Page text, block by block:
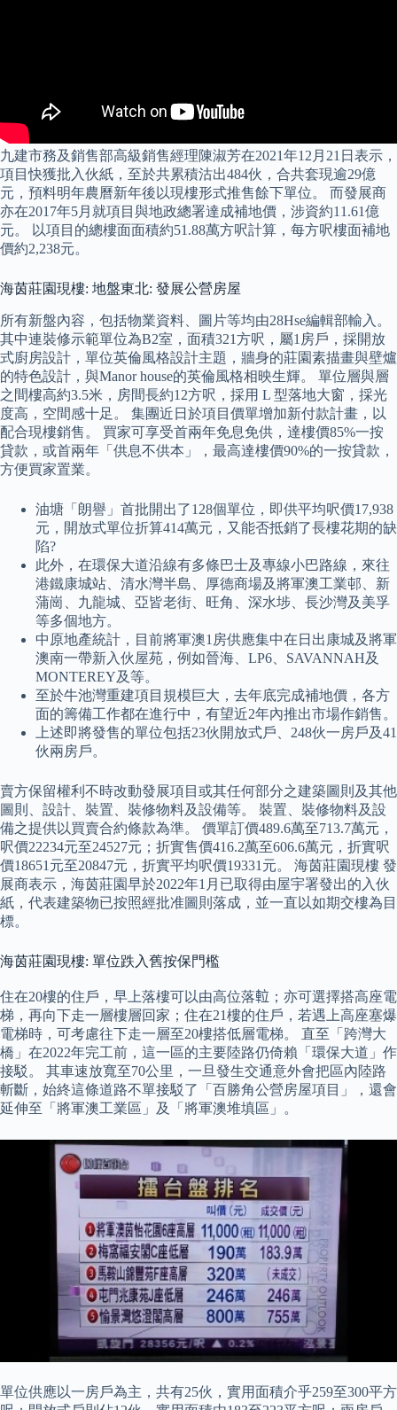
九建市務及銷售部高級銷售經理陳淑芳在2021年12月21日表示，
項目快獲批入伙紙，至於共累積沽出484伙，合共套現逾29億
元，預料明年農曆新年後以現樓形式推售餘下單位。 而發展商
亦在2017年5月就項目與地政總署達成補地價，涉資約11.61億
元。 以項目的總樓面面積約51.88萬方呎計算，每方呎樓面補地
價約2,238元。
海茵莊園現樓: 地盤東北: 發展公營房屋
所有新盤內容，包括物業資料、圖片等均由28Hse編輯部輸入。
其中連裝修示範單位為B2室，面積321方呎，屬1房戶，採開放
式廚房設計，單位英倫風格設計主題，牆身的莊園素描畫與壁爐
的特色設計，與Manor house的英倫風格相映生輝。 單位層與層
之間樓高約3.5米，房間長約12方呎，採用 L 型落地大窗，採光
度高，空間感十足。 集團近日於項目價單增加新付款計畫，以
配合現樓銷售。 買家可享受首兩年免息免供，達樓價85%一按
貸款，或首兩年「供息不供本」，最高達樓價90%的一按貸款，
方便買家置業。
油塘「朗譽」首批開出了128個單位，即供平均呎價17,938
元，開放式單位折算414萬元，又能否抵銷了長樓花期的缺
陷?
此外，在環保大道沿線有多條巴士及專線小巴路線，來往
港鐵康城站、清水灣半島、厚德商場及將軍澳工業邨、新
蒲崗、九龍城、亞皆老街、旺角、深水埗、長沙灣及美孚
等多個地方。
中原地產統計，目前將軍澳1房供應集中在日出康城及將軍
澳南一帶新入伙屋苑，例如晉海、LP6、SAVANNAH及
MONTEREY及等。
至於牛池灣重建項目規模巨大，去年底完成補地價，各方
面的籌備工作都在進行中，有望近2年內推出市場作銷售。
上述即將發售的單位包括23伙開放式戶、248伙一房戶及41
伙兩房戶。
賣方保留權利不時改動發展項目或其任何部分之建築圖則及其他
圖則、設計、裝置、裝修物料及設備等。 裝置、裝修物料及設
備之提供以買賣合約條款為準。 價單訂價489.6萬至713.7萬元，
呎價22234元至24527元；折實售價416.2萬至606.6萬元，折實呎
價18651元至20847元，折實平均呎價19331元。 海茵莊園現樓 發
展商表示，海茵莊園早於2022年1月已取得由屋宇署發出的入伙
紙，代表建築物已按照經批准圖則落成，並一直以如期交樓為目
標。
海茵莊園現樓: 單位跌入舊按保門檻
住在20樓的住戶，早上落樓可以由高位落𨋢；亦可選擇搭高座電
梯，再向下走一層樓層回家；住在21樓的住戶，若遇上高座塞爆
電梯時，可考慮往下走一層至20樓搭低層電梯。 直至「跨灣大
橋」在2022年完工前，這一區的主要陸路仍倚賴「環保大道」作
接駁。 其車速放寬至70公里，一旦發生交通意外會把區內陸路
斬斷，始終這條道路不單接駁了「百勝角公營房屋項目」，還會
延伸至「將軍澳工業區」及「將軍澳堆填區」。
單位供應以一房戶為主，共有25伙，實用面積介乎259至300平方